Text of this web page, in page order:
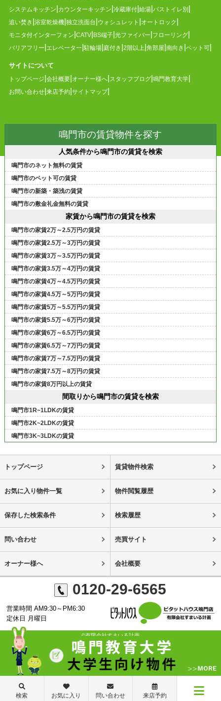
システムキッチン カウンターキッチン 冷蔵庫付 給湯 バストイレ別
追い焚き 浴室乾燥機 独立洗面台 ウォシュレット オートロック
モニタ付インターフォン CATV BS端子 光ファイバー フローリング
バリアフリー エレベーター 駐輪場 庭付き 2階以上 角部屋 南向き ペット可
サイトについて
トップページ 会社概要 オーナー様へ スタッフブログ 鳴門教育大学
お問い合わせ 来店予約 サイトマップ
鳴門市の賃貸物件を探す
人気条件から鳴門市の賃貸を検索
鳴門市のネット無料の賃貸
鳴門市のペット可の賃貸
鳴門市の新築・築浅の賃貸
鳴門市の敷金礼金無料の賃貸
家賃から鳴門市の賃貸を検索
鳴門市の家賃2万～2.5万円の賃貸
鳴門市の家賃2.5万～3万円の賃貸
鳴門市の家賃3万～3.5万円の賃貸
鳴門市の家賃3.5万～4万円の賃貸
鳴門市の家賃4万～4.5万円の賃貸
鳴門市の家賃4.5万～5万円の賃貸
鳴門市の家賃5万～5.5万円の賃貸
鳴門市の家賃5.5万～6万円の賃貸
鳴門市の家賃6万～6.5万円の賃貸
鳴門市の家賃6.5万～7万円の賃貸
鳴門市の家賃7万～7.5万円の賃貸
鳴門市の家賃7.5万～8万円の賃貸
鳴門市の家賃8万円以上の賃貸
間取りから鳴門市の賃貸を検索
鳴門市1R~1LDKの賃貸
鳴門市2K~2LDKの賃貸
鳴門市3K~3LDKの賃貸
トップページ 賃貸物件検索
お気に入り物件一覧 物件閲覧履歴
保存した検索条件 検索履歴
問い合わせ 売買サイト
オーナー様へ 会社概要
0120-29-6565
営業時間 AM9:30～PM6:30
定休日 月曜日
©有限会社すまいる計画
検索 お気に入り 問い合わせ 来店予約